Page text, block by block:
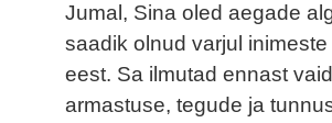
Jumal, Sina oled aegade
saadik olnud varjul
eest. Sa ilmutad ennast
armastuse, tegude ja